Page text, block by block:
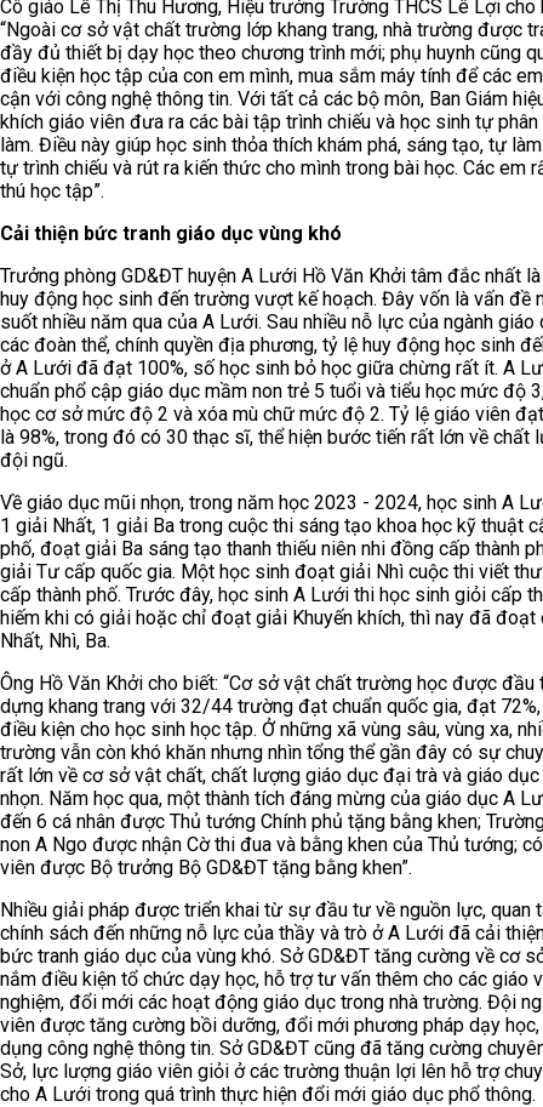
Cô giáo Lê Thị Thu Hương, Hiệu trưởng Trường THCS Lê Lợi cho
“Ngoài cơ sở vật chất trường lớp khang trang, nhà trường được
đầy đủ thiết bị dạy học theo chương trình mới; phụ huynh cũng
điều kiện học tập của con em mình, mua sắm máy tính để các
cận với công nghệ thông tin. Với tất cả các bộ môn, Ban Giám
khích giáo viên đưa ra các bài tập trình chiếu và học sinh tự phân
làm. Điều này giúp học sinh thỏa thích khám phá, sáng tạo, tự
tự trình chiếu và rút ra kiến thức cho mình trong bài học. Các em
thú học tập”.
Cải thiện bức tranh giáo dục vùng khó
Trưởng phòng GD&ĐT huyện A Lưới Hồ Văn Khởi tâm đắc nhất
huy động học sinh đến trường vượt kế hoạch. Đây vốn là vấn đề
suốt nhiều năm qua của A Lưới. Sau nhiều nỗ lực của ngành giáo
các đoàn thể, chính quyền địa phương, tỷ lệ huy động học sinh
ở A Lưới đã đạt 100%, số học sinh bỏ học giữa chừng rất ít. A
chuẩn phổ cập giáo dục mầm non trẻ 5 tuổi và tiểu học mức độ
học cơ sở mức độ 2 và xóa mù chữ mức độ 2. Tỷ lệ giáo viên
là 98%, trong đó có 30 thạc sĩ, thể hiện bước tiến rất lớn về chất
đội ngũ.
Về giáo dục mũi nhọn, trong năm học 2023 - 2024, học sinh A
1 giải Nhất, 1 giải Ba trong cuộc thi sáng tạo khoa học kỹ thuật
phố, đoạt giải Ba sáng tạo thanh thiếu niên nhi đồng cấp thành
giải Tư cấp quốc gia. Một học sinh đoạt giải Nhì cuộc thi viết
cấp thành phố. Trước đây, học sinh A Lưới thi học sinh giỏi cấp
hiếm khi có giải hoặc chỉ đoạt giải Khuyến khích, thì nay đã đoạt
Nhất, Nhì, Ba.
Ông Hồ Văn Khởi cho biết: “Cơ sở vật chất trường học được đầu
dựng khang trang với 32/44 trường đạt chuẩn quốc gia, đạt
điều kiện cho học sinh học tập. Ở những xã vùng sâu, vùng xa,
trường vẫn còn khó khăn nhưng nhìn tổng thể gần đây có sự
rất lớn về cơ sở vật chất, chất lượng giáo dục đại trà và giáo
nhọn. Năm học qua, một thành tích đáng mừng của giáo dục A
đến 6 cá nhân được Thủ tướng Chính phủ tặng bằng khen;
non A Ngo được nhận Cờ thi đua và bằng khen của Thủ tướng;
viên được Bộ trưởng Bộ GD&ĐT tặng bằng khen”.
Nhiều giải pháp được triển khai từ sự đầu tư về nguồn lực, quan
chính sách đến những nỗ lực của thầy và trò ở A Lưới đã cải
bức tranh giáo dục của vùng khó. Sở GD&ĐT tăng cường về cơ
nắm điều kiện tổ chức dạy học, hỗ trợ tư vấn thêm cho các giáo
nghiệm, đổi mới các hoạt động giáo dục trong nhà trường. Đội
viên được tăng cường bồi dưỡng, đổi mới phương pháp dạy
dụng công nghệ thông tin. Sở GD&ĐT cũng đã tăng cường
Sở, lực lượng giáo viên giỏi ở các trường thuận lợi lên hỗ trợ
cho A Lưới trong quá trình thực hiện đổi mới giáo dục phổ thông.